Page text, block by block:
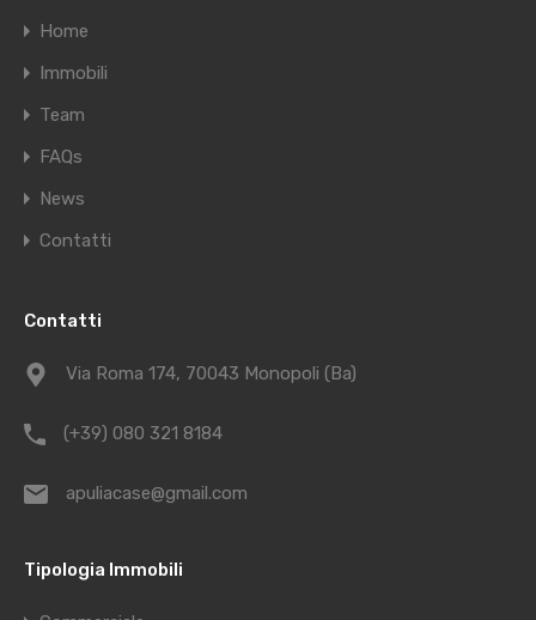
Home
Immobili
Team
FAQs
News
Contatti
Contatti
Via Roma 174, 70043 Monopoli (Ba)
(+39) 080 321 8184
apuliacase@gmail.com
Tipologia Immobili